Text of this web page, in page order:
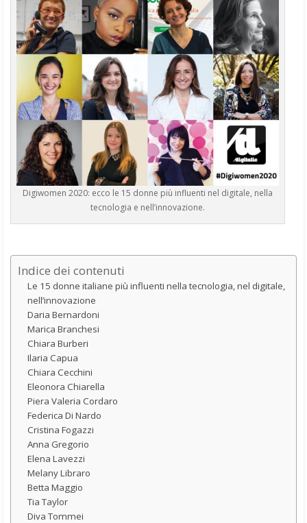
Digiwomen 2020: ecco le 15 donne più influenti nel digitale, nella
tecnologia e nell’innovazione.
Indice dei contenuti
Le 15 donne italiane più influenti nella tecnologia, nel digitale,
nell’innovazione
Daria Bernardoni
Marica Branchesi
Chiara Burberi
Ilaria Capua
Chiara Cecchini
Eleonora Chiarella
Piera Valeria Cordaro
Federica Di Nardo
Cristina Fogazzi
Anna Gregorio
Elena Lavezzi
Melany Libraro
Betta Maggio
Tia Taylor
Diva Tommei